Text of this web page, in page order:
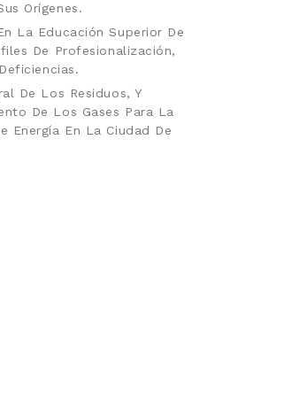
Orígenes.
La Educación Superior De
De Profesionalización,
De Los Residuos, Y
De Los Gases Para La
Energía En La Ciudad De